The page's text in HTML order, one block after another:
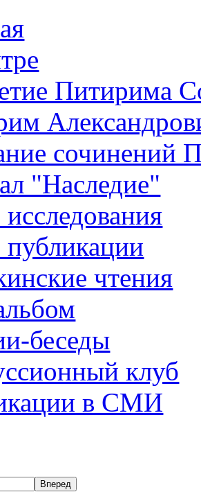
Питирима
сочинений
"Наследие"
чтения
беседы
клуб
в СМИ